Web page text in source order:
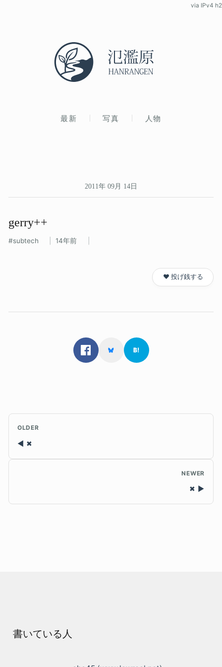
最新 写真 人物
via IPv4 h2
2011年 09月 14日
gerry++
subtech 14年前
❤️ 投げ銭する
OLDER
✖
NEWER
✖
書いている人